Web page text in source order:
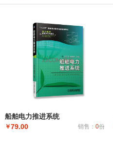
船舶电力推进系统
￥79.00 销售： 0份